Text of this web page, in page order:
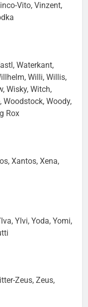
Vito, Vinzent,
Waterkant,
Willi, Willis,
Wisky, Witch,
Woodstock, Woody,
Rox
Xantos, Xena,
Ylvi, Yoda, Yomi,
Zeus, Zeus,